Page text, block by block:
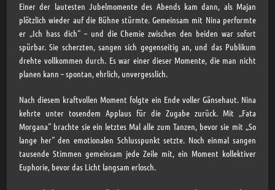
Einer der lautesten Jubelmomente des Abends kam dann, als Majan
plötzlich wieder auf die Bühne stürmte. Gemeinsam mit Nina performte
er „Ich hass dich“ – und die Chemie zwischen den beiden war sofort
spürbar. Sie scherzten, sangen sich gegenseitig an, und das Publikum
drehte vollkommen durch. Es war einer dieser Momente, die man nicht
planen kann – spontan, ehrlich, unvergesslich.
Nach diesem kraftvollen Moment folgte ein Ende voller Gänsehaut. Nina
kehrte unter tosendem Applaus für die Zugabe zurück. Mit „Fata
Morgana“ brachte sie ein letztes Mal alle zum Tanzen, bevor sie mit „So
lange her“ den emotionalen Schlusspunkt setzte. Noch einmal sangen
tausende Stimmen gemeinsam jede Zeile mit, ein Moment kollektiver
Euphorie, bevor das Licht langsam erlosch.